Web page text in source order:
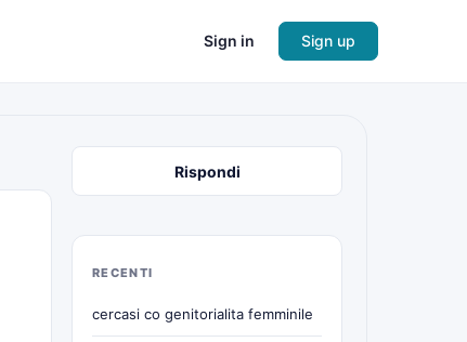
Sign in Sign up
Rispondi
RECENTI
cercasi co genitorialita femminile